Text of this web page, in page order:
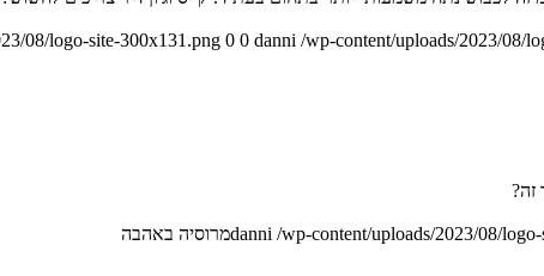
0 0 danni /wp-content/uploads/2023/08/
זה?
danni /wp-content/uploads/2023/08/ מרוסיה באהבה